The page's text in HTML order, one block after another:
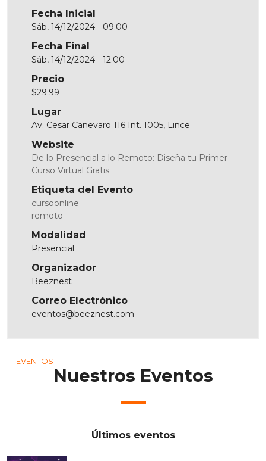
Fecha Inicial
Sáb, 14/12/2024 - 09:00
Fecha Final
Sáb, 14/12/2024 - 12:00
Precio
$29.99
Lugar
Av. Cesar Canevaro 116 Int. 1005, Lince
Website
De lo Presencial a lo Remoto: Diseña tu Primer
Curso Virtual Gratis
Etiqueta del Evento
cursoonline
remoto
Modalidad
Presencial
Organizador
Beeznest
Correo Electrónico
eventos@beeznest.com
EVENTOS
Nuestros Eventos
Últimos eventos